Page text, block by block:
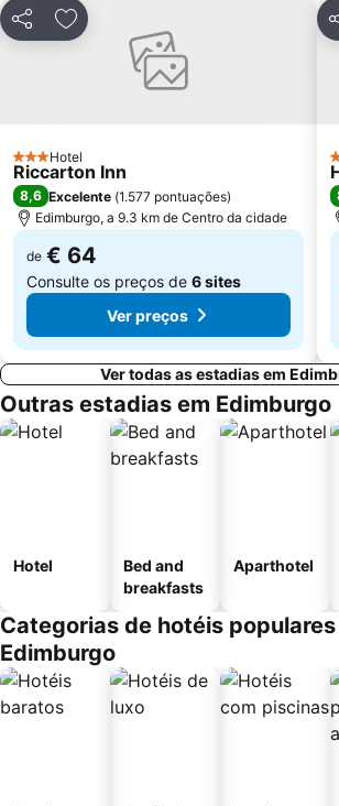
Royal Botanic Garden Edinburgh
Ocean Terminal
PartilharAdicionar aos favoritos
3 Estrelas
Hotel
Riccarton Inn
8,6 Excelente (1.577 pontuações)
Edimburgo, a 9.3 km de Centro da cidade
de € 64
Consulte os preços de 6 sites
Ver preços
Ver todas as estadias em
Outras estadias em Edimburgo
Hotel
Bed and
breakfasts
Aparthotel
Categorias de hotéis populares
Edimburgo